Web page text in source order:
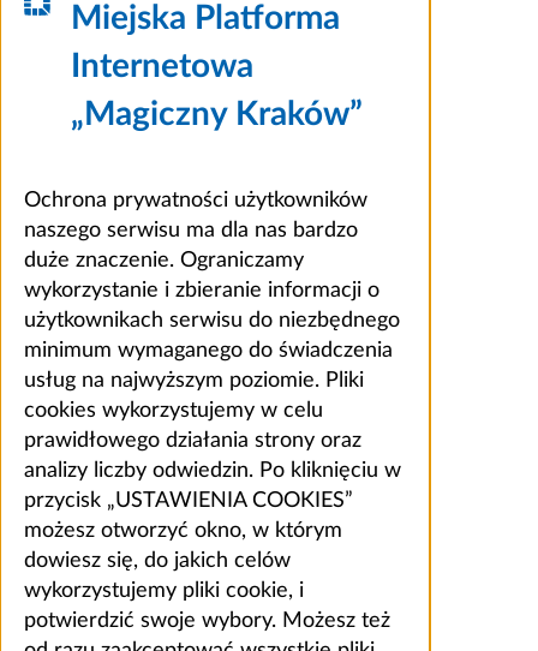
Miejska Platforma
Internetowa
„Magiczny Kraków”
Ochrona prywatności użytkowników
naszego serwisu ma dla nas bardzo
duże znaczenie. Ograniczamy
wykorzystanie i zbieranie informacji o
użytkownikach serwisu do niezbędnego
minimum wymaganego do świadczenia
usług na najwyższym poziomie. Pliki
cookies wykorzystujemy w celu
prawidłowego działania strony oraz
analizy liczby odwiedzin. Po kliknięciu w
przycisk „USTAWIENIA COOKIES”
możesz otworzyć okno, w którym
dowiesz się, do jakich celów
wykorzystujemy pliki cookie, i
potwierdzić swoje wybory. Możesz też